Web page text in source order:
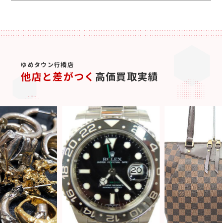
ゆめタウン行橋店
他店と差がつく 高価買取実績